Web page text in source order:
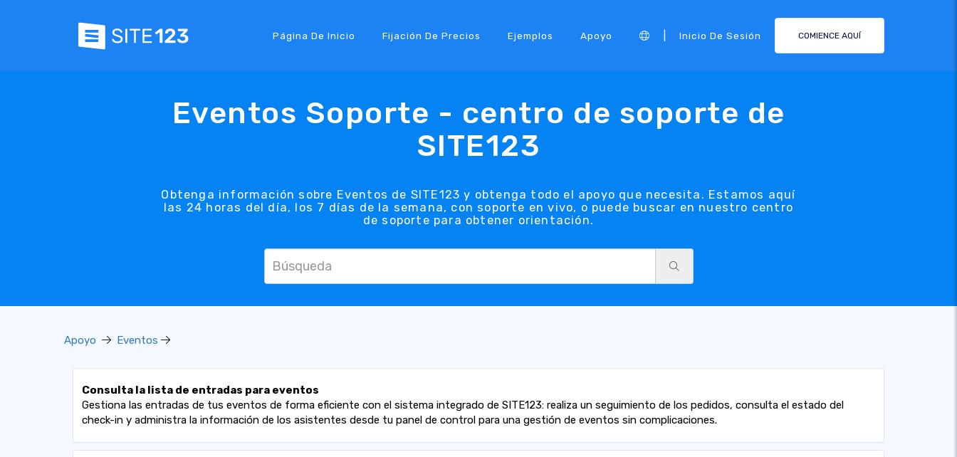
Página De Inicio Fijación De Precios Ejemplos Apoyo Inicio De Sesión COMIENCE AQUÍ
Eventos Soporte - centro de soporte de
SITE123
Obtenga información sobre Eventos de SITE123 y obtenga todo el apoyo que necesita. Estamos aquí
las 24 horas del día, los 7 días de la semana, con soporte en vivo, o puede buscar en nuestro centro
de soporte para obtener orientación.
Apoyo Eventos
Consulta la lista de entradas para eventos
Gestiona las entradas de tus eventos de forma eficiente con el sistema integrado de SITE123: realiza un seguimiento de los pedidos, consulta el estado del
check-in y administra la información de los asistentes desde tu panel de control para una gestión de eventos sin complicaciones.